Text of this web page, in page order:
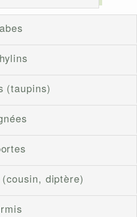
(taupins)
diptère)